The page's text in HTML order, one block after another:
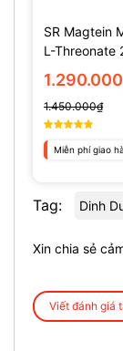
SR Magtein
L-Threonate
(135 Viên)
1.450.000₫
Miễn phí giao
Tag: Dinh
Xin chia sẻ
Viết đánh giá